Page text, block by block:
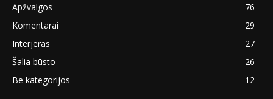
Apžvalgos
76
Komentarai
29
Interjeras
27
Šalia būsto
26
Be kategorijos
12